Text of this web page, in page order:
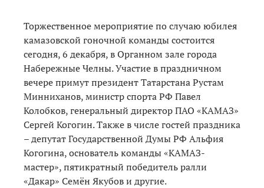
Торжественное мероприятие по случаю юбилея
камазовской гоночной команды состоится
сегодня, 6 декабря, в Органном зале города
Набережные Челны. Участие в праздничном
вечере примут президент Татарстана Рустам
Минниханов, министр спорта РФ Павел
Колобков, генеральный директор ПАО «КАМАЗ»
Сергей Когогин. Также в числе гостей праздника
– депутат Государственной Думы РФ Альфия
Когогина, основатель команды «КАМАЗ-
мастер», пятикратный победитель ралли
«Дакар» Семён Якубов и другие.